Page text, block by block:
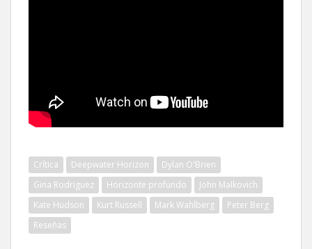
Crítica Deepwater Horizon
Dylan O'Brien
Gina Rodriguez
Horizonte profundo
John Malkovich
Kate Hudson
Kurt Russell Mark Wahlberg
Peter Berg
Reseñas